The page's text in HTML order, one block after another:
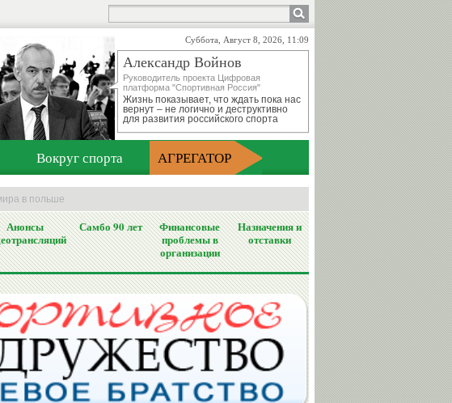
Суббота, Август 8, 2026, 11:09
Александр Войнов
Руководитель проекта Цифровая
платформа "Спортивная Россия"
Жизнь показывает, что ждать пока нас
вернут – не логично и деструктивно
для развития российского спорта
Вокруг спорта АГРЕГАТОР
в польше
Анонсы
Самбо 90 лет
Финансовые
проблемы в
организации
Назначения и
отставки